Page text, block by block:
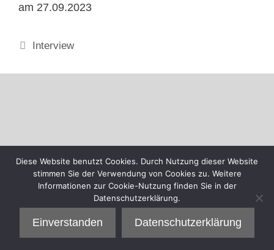
am 27.09.2023
Kategorien
Interview
Diese Website benutzt Cookies. Durch Nutzung dieser Website
stimmen Sie der Verwendung von Cookies zu. Weitere
Informationen zur Cookie-Nutzung finden Sie in der
Datenschutzerklärung.
Einverstanden Datenschutzerklärung